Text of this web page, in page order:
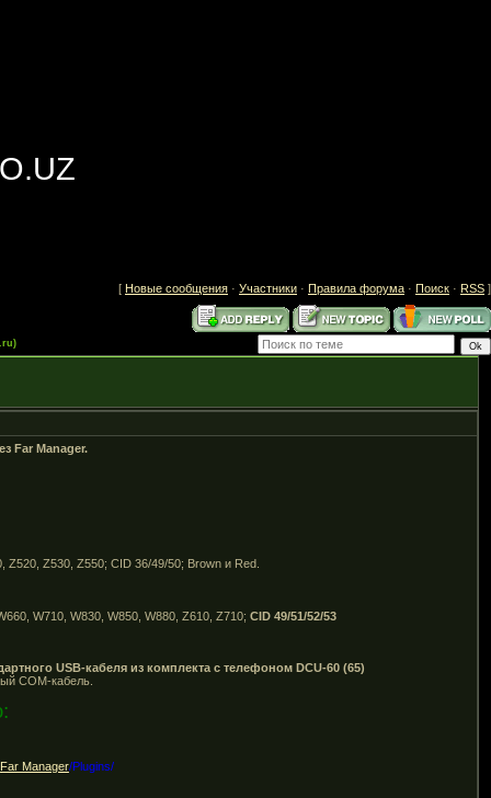
[ Новые сообщения · Участники · Правила форума · Поиск · RSS ]
Far Manager.
Z520, Z530, Z550; CID 36/49/50; Brown и Red.
W710, W830, W850, W880, Z610, Z710; CID 49/51/52/53
USB-кабеля из комплекта с телефоном DCU-60 (65)
COM-кабель.
Far Manager/Plugins/